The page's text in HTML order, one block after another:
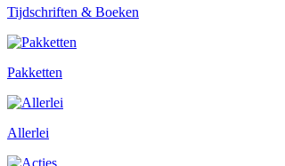
Tijdschriften & Boeken
Pakketten
Allerlei